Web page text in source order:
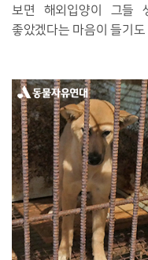
보면 해외입양이 그들
좋았겠다는 마음이 들기도